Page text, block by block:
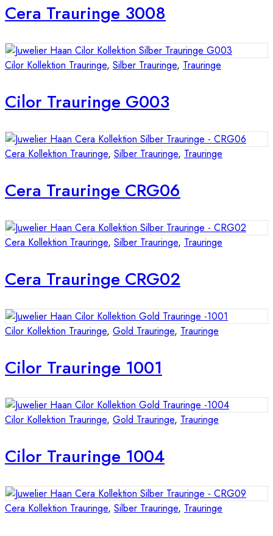
Cera Trauringe 3008
Cilor Kollektion Trauringe, Silber Trauringe, Trauringe
Cilor Trauringe G003
Cera Kollektion Trauringe, Silber Trauringe, Trauringe
Cera Trauringe CRG06
Cera Kollektion Trauringe, Silber Trauringe, Trauringe
Cera Trauringe CRG02
Cilor Kollektion Trauringe, Gold Trauringe, Trauringe
Cilor Trauringe 1001
Cilor Kollektion Trauringe, Gold Trauringe, Trauringe
Cilor Trauringe 1004
Cera Kollektion Trauringe, Silber Trauringe, Trauringe